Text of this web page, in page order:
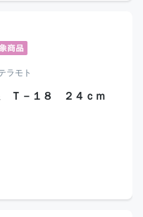
ラモト
Ｔ－１８ ２４ｃｍ